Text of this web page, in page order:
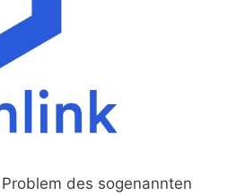
des sogenannten